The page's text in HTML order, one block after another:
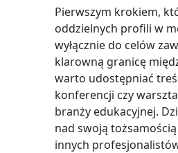
Pierwszym krokiem,
oddzielnych profili w
wyłącznie do celów
klarowną granicę
warto udostępniać
konferencji czy
branży edukacyjnej.
nad swoją
innych